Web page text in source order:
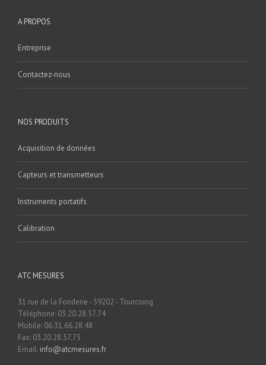
A PROPOS
Entreprise
Contactez-nous
NOS PRODUITS
Acquisition de données
Capteurs et transmetteurs
Instruments portatifs
Calibration
ATC MESURES
31 rue de la Fonderie - 59202 - Tourcoing
Téléphone: 03.20.28.57.74
Mobile: 06.31.66.28.48
Fax: 03.20.28.57.75
Email: info@atcmesures.fr